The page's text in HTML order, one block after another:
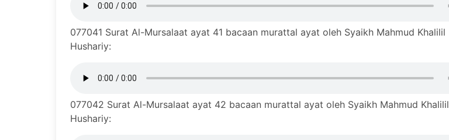
077041 Surat Al-Mursalaat ayat 41 bacaan murattal ayat oleh Syaikh Mahmud Khalilil
Hushariy:
077042 Surat Al-Mursalaat ayat 42 bacaan murattal ayat oleh Syaikh Mahmud Khalilil
Hushariy: